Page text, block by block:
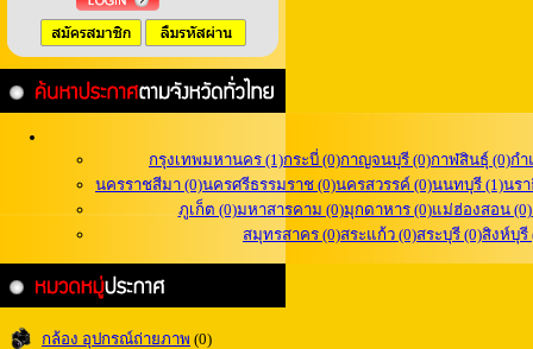
กรุงเทพมหานคร (1)กระบี่ (0)กาญจนบุรี (0)กาฬสินธุ์ (0)กำ
นครราชสีมา (0)นครศรีธรรมราช (0)นครสวรรค์ (0)นนทบุรี (1)นรา
ภูเก็ต (0)มหาสารคาม (0)มุกดาหาร (0)แม่ฮ่องสอน (0)
สมุทรสาคร (0)สระแก้ว (0)สระบุรี (0)สิงห์บุรี
กล้อง อุปกรณ์ถ่ายภาพ (0)